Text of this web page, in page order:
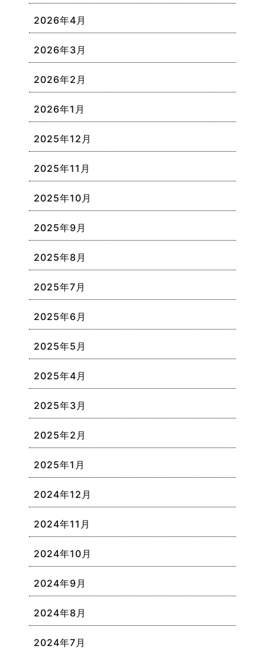
2026年4月
2026年3月
2026年2月
2026年1月
2025年12月
2025年11月
2025年10月
2025年9月
2025年8月
2025年7月
2025年6月
2025年5月
2025年4月
2025年3月
2025年2月
2025年1月
2024年12月
2024年11月
2024年10月
2024年9月
2024年8月
2024年7月